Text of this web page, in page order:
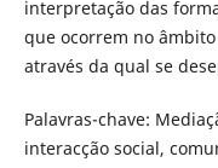
interpretação das
que ocorrem no
através da qual se
Palavras-chave:
interacção social,